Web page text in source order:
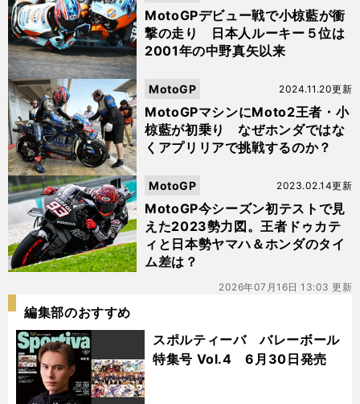
MotoGPデビュー戦で小椋藍が衝
撃の走り 日本人ルーキー５位は
2001年の中野真矢以来
MotoGPマシンにMoto2王者・小
椋藍が初乗り なぜホンダではな
くアプリリアで挑戦するのか？
2024.11.20更新
MotoGP
MotoGP今シーズン初テストで見
えた2023勢力図。王者ドゥカテ
ィと日本勢ヤマハ＆ホンダのタイ
ム差は？
2023.02.14更新
MotoGP
2026年07月16日 13:03 更新
編集部のおすすめ
スポルティーバ バレーボール
特集号 Vol.4 6月30日発売